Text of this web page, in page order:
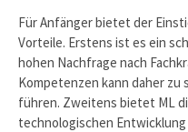
Für Anfänger bietet der
Vorteile. Erstens ist es ein
hohen Nachfrage nach
Kompetenzen kann daher zu
führen. Zweitens bietet ML
technologischen